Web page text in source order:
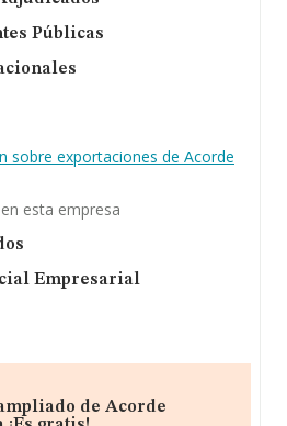
En el ranking de todas las
nacional, ha experimentado un
un retroceso en el ranking
Públicas
sobre exportaciones de Acorde
esta empresa
Empresarial
de Acorde